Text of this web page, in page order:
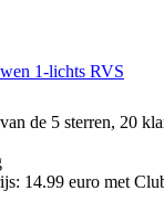
1-lichts RVS
de 5 sterren, 20
14.99 euro met